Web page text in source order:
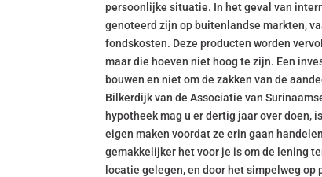
persoonlijke situatie. In het geval van
genoteerd zijn op buitenlandse markten,
fondskosten. Deze producten worden
maar die hoeven niet hoog te zijn. Een
bouwen en niet om de zakken van de
Bilkerdijk van de Associatie van
hypotheek mag u er dertig jaar over doen,
eigen maken voordat ze erin gaan
gemakkelijker het voor je is om de lening
locatie gelegen, en door het simpelweg